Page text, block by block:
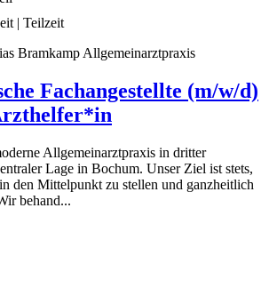
| Teilzeit
Bramkamp Allgemeinarztpraxis
Fachangestellte (m/w/d)
Allgemeinarztpraxis in dritter
Lage in Bochum. Unser Ziel ist stets,
den Mittelpunkt zu stellen und ganzheitlich
behand...